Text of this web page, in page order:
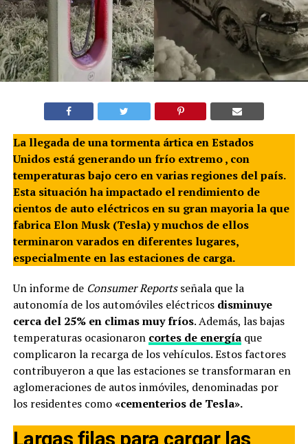
La llegada de una tormenta ártica en Estados
Unidos está generando un frío extremo , con
temperaturas bajo cero en varias regiones del país.
Esta situación ha impactado el rendimiento de
cientos de auto eléctricos en su gran mayoria la que
fabrica Elon Musk (Tesla) y muchos de ellos
terminaron varados en diferentes lugares,
especialmente en las estaciones de carga.
Un informe de Consumer Reportsseñala que la
autonomía de los automóviles eléctricos disminuye
cerca del 25% en climas muy fríos. Además, las bajas
temperaturas ocasionaron cortes de energíaque
complicaron la recarga de los vehículos. Estos factores
contribuyeron a que las estaciones se transformaran en
aglomeraciones de autos inmóviles, denominadas por
los residentes como«cementerios de Tesla».
Largas filas para cargar las